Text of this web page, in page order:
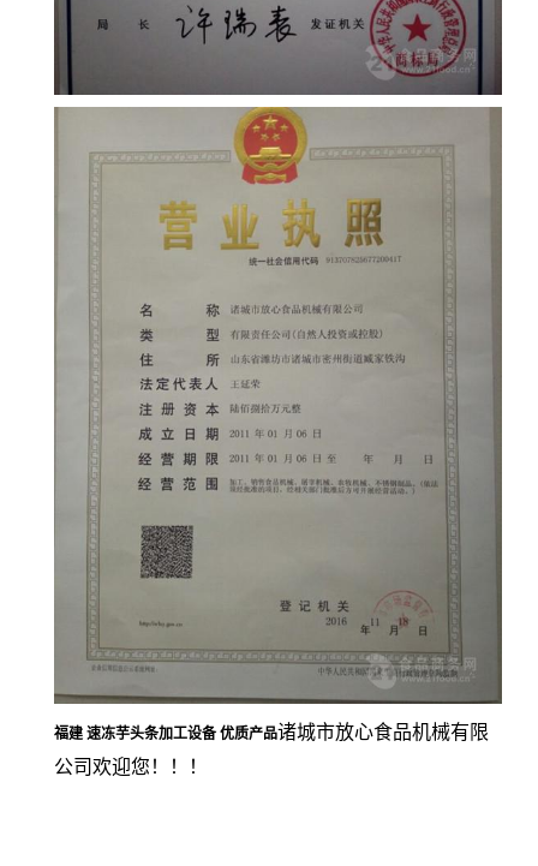
福建 速冻芋头条加工设备 优质产品诸城市放心食品机械有限
公司欢迎您！！！